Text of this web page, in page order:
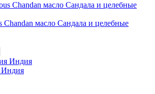
масло Сандала и целебные
Индия